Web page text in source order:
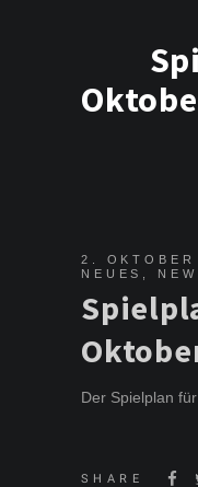
2. OKTOBER
NEUES
Der Spielplan
SHARE